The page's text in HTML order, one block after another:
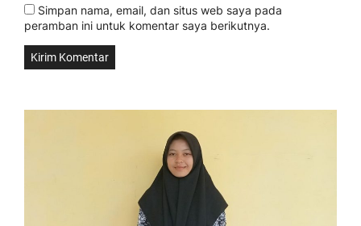
Simpan nama, email, dan situs web saya pada
peramban ini untuk komentar saya berikutnya.